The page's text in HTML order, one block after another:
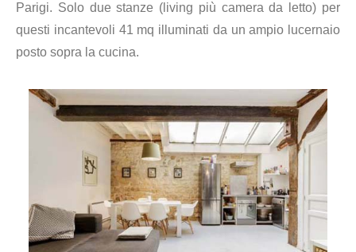
Parigi. Solo due stanze (living più camera da letto) per
questi incantevoli 41 mq illuminati da un ampio lucernaio
posto sopra la cucina.